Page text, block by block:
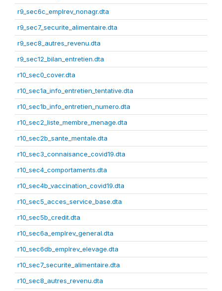
r9_sec6c_emplrev_nonagr.dta
r9_sec7_securite_alimentaire.dta
r9_sec8_autres_revenu.dta
r9_sec12_bilan_entretien.dta
r10_sec0_cover.dta
r10_sec1a_info_entretien_tentative.dta
r10_sec1b_info_entretien_numero.dta
r10_sec2_liste_membre_menage.dta
r10_sec2b_sante_mentale.dta
r10_sec3_connaisance_covid19.dta
r10_sec4_comportaments.dta
r10_sec4b_vaccination_covid19.dta
r10_sec5_acces_service_base.dta
r10_sec5b_credit.dta
r10_sec6a_emplrev_general.dta
r10_sec6db_emplrev_elevage.dta
r10_sec7_securite_alimentaire.dta
r10_sec8_autres_revenu.dta